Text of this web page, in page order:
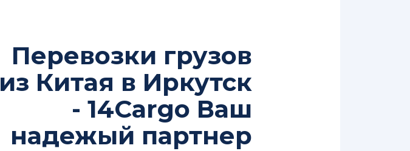
Перевозки грузов
из Китая в Иркутск
- 14Cargo Ваш
надежый партнер